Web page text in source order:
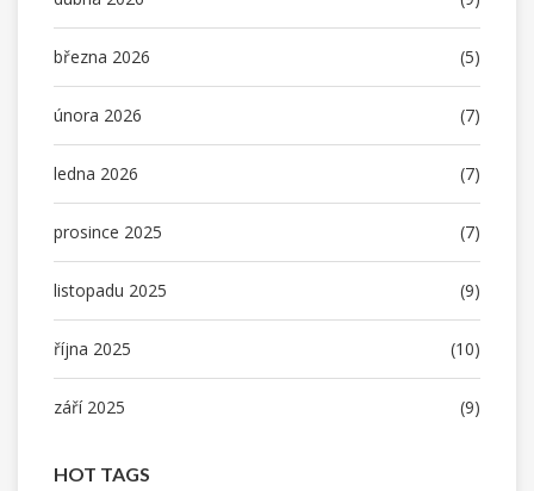
března 2026 (5)
února 2026 (7)
ledna 2026 (7)
prosince 2025 (7)
listopadu 2025 (9)
října 2025 (10)
září 2025 (9)
HOT TAGS